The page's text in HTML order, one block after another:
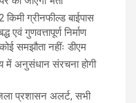
ग्रीनफील्ड बाईपास
एवं गुणवत्तापूर्ण निर्माण
समझौता नहींः डीएम
में अनुसंधान संरचना होगी
प्रशासन अलर्ट, सभी